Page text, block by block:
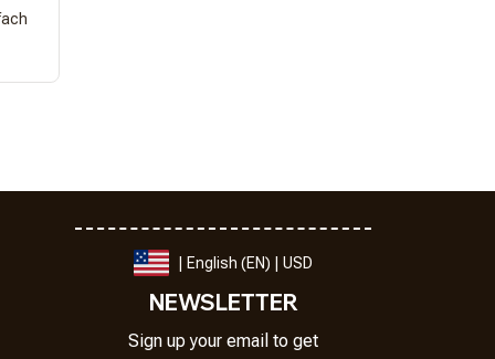
| English (EN) | USD
NEWSLETTER
Sign up your email to get